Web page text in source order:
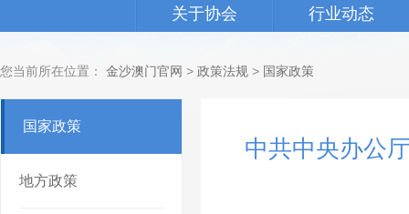
关于协会 行业动态
您当前所在位置： 金沙澳门官网 > 政策法规 > 国家政策
国家政策
地方政策
中共中央办公